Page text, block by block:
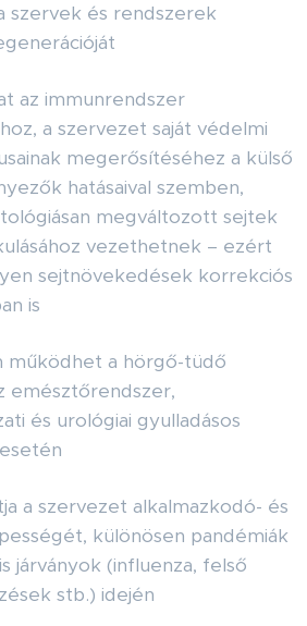
szervek és rendszerek
az immunrendszer
a szervezet saját védelmi
megerősítéséhez a külső
hatásaival szemben,
megváltozott sejtek
vezethetnek – ezért
sejtnövekedések korrekciós
is
működhet a hörgő-tüdő
emésztőrendszer,
és urológiai gyulladásos
a szervezet alkalmazkodó- és
különösen pandémiák
járványok (influenza, felső
stb.) idején